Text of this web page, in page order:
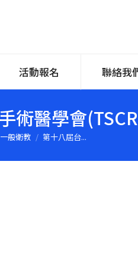
活動報名 聯絡我
術醫學會
一般衛教 第十八屆台...